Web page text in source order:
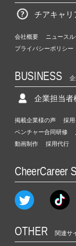
チアキャリ
会社概要 ニュース
プライバシーポリシー
BUSINESS
企業担当者
掲載企業様の声 採用
ベンチャー合同研修
動画制作
採用代行
CheerCareer
OTHER 関連サ